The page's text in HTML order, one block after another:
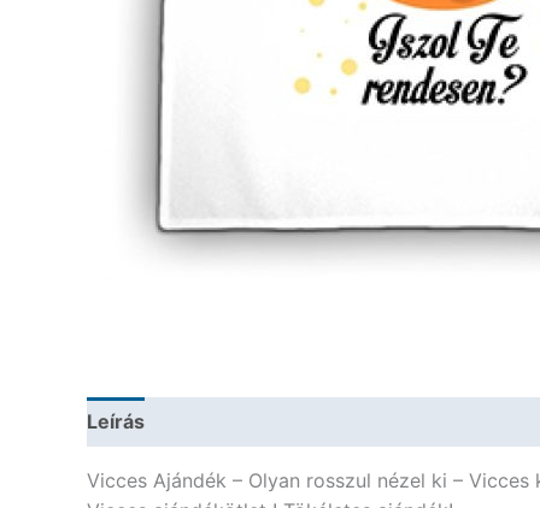
Leírás
Vicces Ajándék – Olyan rosszul nézel ki – Vicces